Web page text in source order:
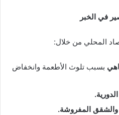
في الخبر
المحلي من خلال:
بسبب تلوث الأطعمة وانخفاض
.
والشقق المفروشة.